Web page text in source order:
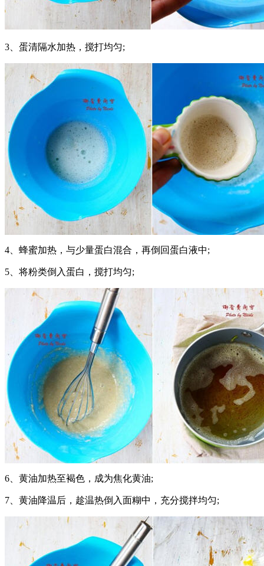
3、蛋清隔水加热，搅打均匀;
4、蜂蜜加热，与少量蛋白混合，再倒回蛋白液中;
5、将粉类倒入蛋白，搅打均匀;
6、黄油加热至褐色，成为焦化黄油;
7、黄油降温后，趁温热倒入面糊中，充分搅拌均匀;